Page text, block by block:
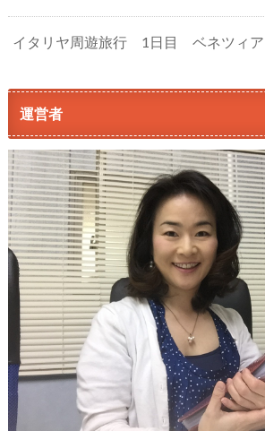
イタリヤ周遊旅行 1日目 ベネツィア
運営者